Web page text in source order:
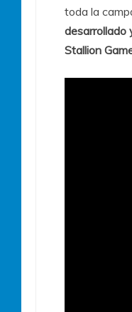
toda la
desarrollado
Stallion